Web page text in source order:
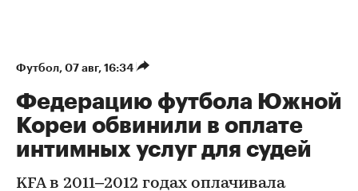
Футбол 07 авг, 16:34
Федерацию футбола Южной
Кореи обвинили в оплате
интимных услуг для судей
KFA в 2011–2012 годах оплачивала